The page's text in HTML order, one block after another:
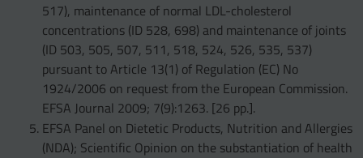
517), maintenance of normal LDL-cholesterol
concentrations (ID 528, 698) and maintenance of joints
(ID 503, 505, 507, 511, 518, 524, 526, 535, 537)
pursuant to Article 13(1) of Regulation (EC) No
1924/2006 on request from the European Commission.
EFSA Journal 2009; 7(9):1263. [26 pp.].
EFSA Panel on Dietetic Products, Nutrition and Allergies
(NDA); Scientific Opinion on the substantiation of health